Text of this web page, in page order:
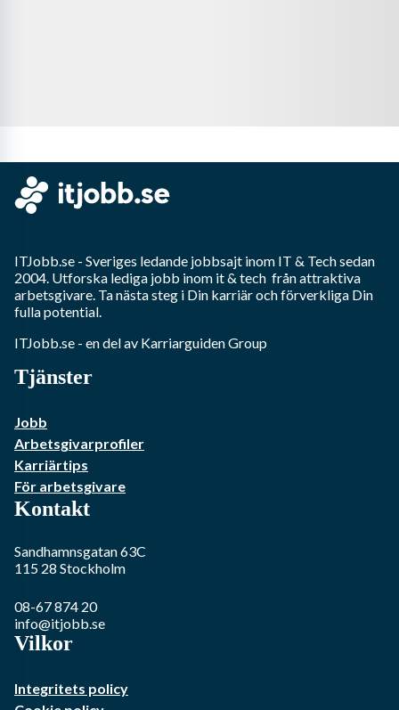
ITJobb.se - Sveriges ledande jobbsajt inom IT & Techsedan
2004. Utforska lediga jobb inom it & tech från attraktiva
arbetsgivare. Ta nästa steg i Din karriär och förverkliga Din
fulla potential.
ITJobb.se - en del av Karriarguiden Group
Tjänster
Jobb
Arbetsgivarprofiler
Karriärtips
För arbetsgivare
Kontakt
Sandhamnsgatan 63C
115 28 Stockholm
08-67 874 20
info@itjobb.se
Vilkor
Integritets policy